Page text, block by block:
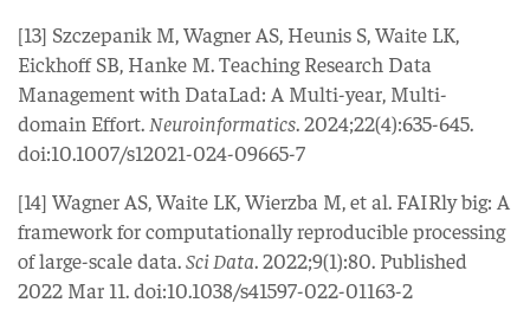
[13] Szczepanik M, Wagner AS, Heunis S, Waite LK,
Eickhoff SB, Hanke M. Teaching Research Data
Management with DataLad: A Multi-year, Multi-
domain Effort. Neuroinformatics. 2024;22(4):635-645.
doi:10.1007/s12021-024-09665-7
[14] Wagner AS, Waite LK, Wierzba M, et al. FAIRly big: A
framework for computationally reproducible processing
of large-scale data.Sci Data. 2022;9(1):80. Published
2022 Mar 11. doi:10.1038/s41597-022-01163-2